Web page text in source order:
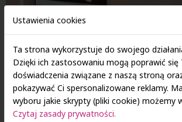
Ustawienia cookies
Ta strona wykorzystuje do swojego
Dzięki ich zastosowaniu mogą poprawić się
doświadczenia związane z naszą stroną
pokazywać Ci spersonalizowane reklamy.
wyboru jakie skrypty (pliki cookie) możemy
Czytaj zasady prywatności.